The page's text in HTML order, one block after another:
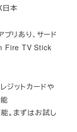
日本
リあり、サード
Fire TV Stick
ジットカードや
。まずはお試し